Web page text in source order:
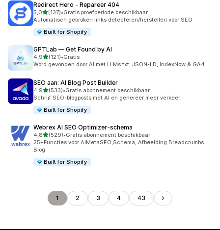
Redirect Hero ‑ Repareer 404
5,0van 5 sterren
(137)
137 recensies in totaal
•Gratis proefperiode beschikbaar
Automatisch gebroken links detecteren/herstellen voor SEO
Built for Shopify
GPTLab — Get Found by AI
4,9van 5 sterren
(121)
121 recensies in totaal
•Gratis
Word gevonden door AI met LLMs.txt, JSON-LD, IndexNow & GA4
SEO aan: AI Blog Post Builder
4,9van 5 sterren
(533)
533 recensies in totaal
•Gratis abonnement beschikbaar
Schrijf SEO-blogposts met AI en genereer meer verkeer
Built for Shopify
Webrex AI SEO Optimizer‑schema
4,8van 5 sterren
(529)
529 recensies in totaal
•Gratis abonnement beschikbaar
25+Functies voor AIMetaSEO,Schema, Afbeelding Breadcrumbs
BIog
Built for Shopify
1 2 3 4 43